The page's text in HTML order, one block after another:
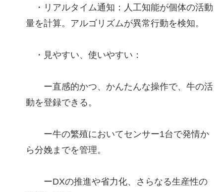
・リアルタイム通知：人工知能が個体の活動
量を計算。アルゴリズムが異常行動を検知。
・見やすい、使いやすい：
ー直感的かつ、かんたんな操作で、牛の活
動を登録できる。
ー牛の繁殖においてセンサー1台で発情か
ら分娩までを管理。
ーDXの推進や省力化、さらなる生産性の